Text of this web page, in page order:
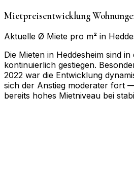
Mietpreisentwicklung
Aktuelle Ø Miete pro m² in
Die Mieten in Heddesheim sind
kontinuierlich gestiegen.
2022 war die Entwicklung
sich der Anstieg moderater fort
bereits hohes Mietniveau bei